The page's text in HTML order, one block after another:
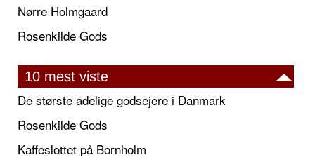
Nørre Holmgaard
Rosenkilde Gods
10 mest viste
De største adelige godsejere i Danmark
Rosenkilde Gods
Kaffeslottet på Bornholm